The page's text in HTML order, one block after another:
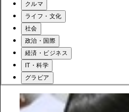
クルマ
ライフ・文化
社会
政治・国際
経済・ビジネス
IT・科学
グラビア